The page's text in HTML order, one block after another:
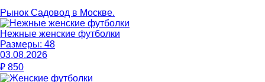
Рынок Садовод в Москве.
Нежные женские футболки
Размеры: 48
03.08.2026
₽ 850